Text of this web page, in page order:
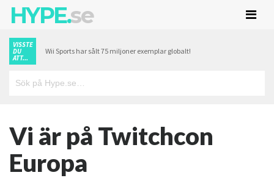
HYPE.se
VISSTE
DU
ATT...
Wii Sports har sålt 75 miljoner exemplar globalt!
Vi är på Twitchcon
Europa